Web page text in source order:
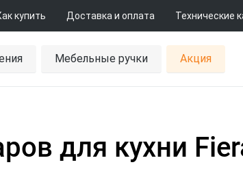
купить Доставка и оплата Технические
Мебельные ручки Акция
для кухни